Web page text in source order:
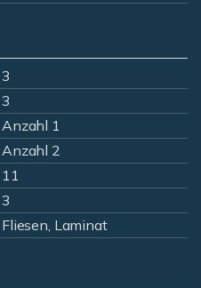
3
3
Anzahl 1
Anzahl 2
11
3
Fliesen, Laminat